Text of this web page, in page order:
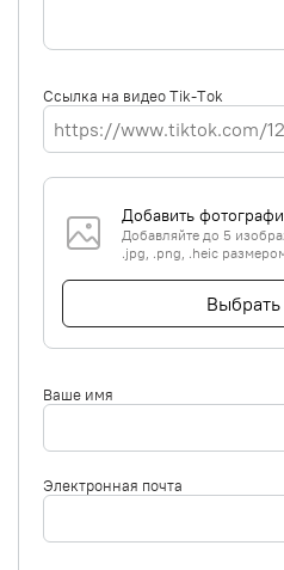
Ссылка на видео Tik-Tok
Добавить
Добавляйте до 5
.jpg, .png, .heic
Ваше имя
Электронная почта